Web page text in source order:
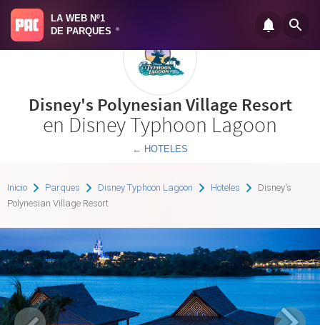
LA WEB Nº1
DE PARQUES
®
Disney's Polynesian Village Resort
en Disney Typhoon Lagoon
← HOTELES
Inicio Parques Disney Typhoon Lagoon Hoteles
Disney's
Polynesian Village Resort